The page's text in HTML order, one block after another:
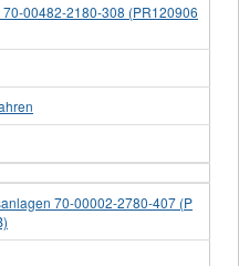
00482-2180-308 (PR120906
70-00002-2780-407 (P